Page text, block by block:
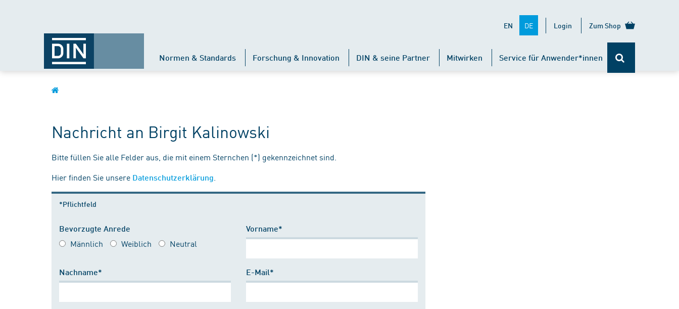
EN DE Login Zum Shop
Normen & Standards Forschung & Innovation DIN & seine Partner Mitwirken Service für Anwender*innen
Nachricht an Birgit Kalinowski
Bitte füllen Sie alle Felder aus, die mit einem Sternchen (*) gekennzeichnet sind.
Hier finden Sie unsere Datenschutzerklärung
*Pflichtfeld
Bevorzugte Anrede
Männlich Weiblich Neutral
Vorname*
Nachname* E-Mail*